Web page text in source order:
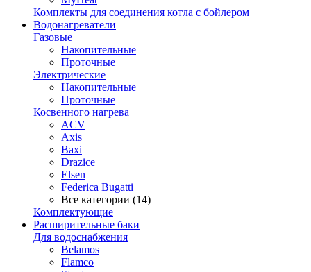
Комплекты для соединения котла с бойлером
Водонагреватели
Газовые
Накопительные
Проточные
Электрические
Накопительные
Проточные
Косвенного нагрева
ACV
Axis
Baxi
Drazice
Elsen
Federica Bugatti
Все категории (14)
Комплектующие
Расширительные баки
Для водоснабжения
Belamos
Flamco